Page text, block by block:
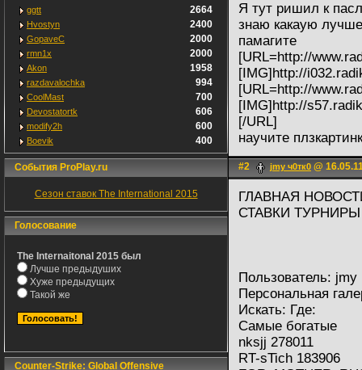
ggtt 2664
Hvostyn 2400
GopaveC 2000
rmn1x 2000
Akon 1958
razdavalochka 994
CoolMast 700
Devostatortk 606
modify2h 600
Boevik 400
События ProPlay.ru
Сезон ставок The International 2015
Голосование
The Internaitonal 2015 был
Лучше предыдуших
Хуже предыдущих
Такой же
Counter-Strike: Global Offensive
Я тут ришил к
знаю какаую лучше
памагите
[URL=http://
[IMG]http://
[URL=http://
[IMG]http://
[/URL]
научите
#2 jmy ч0тк0 @
ГЛАВНАЯ
СТАВКИ
Пользователь:
Персональная
Искать: Где:
Самые богатые
nksjj 278011
RT-sTich 183906